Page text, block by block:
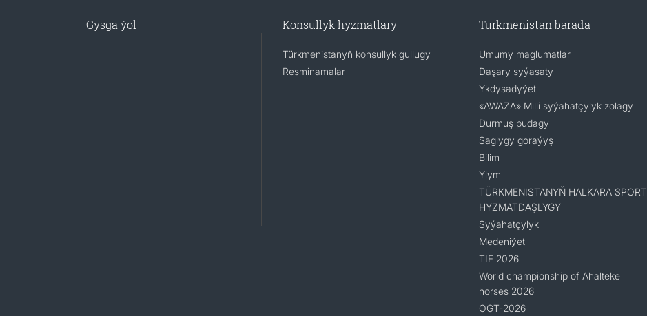
Gysga ýol Konsullyk hyzmatlary
Türkmenistanyň konsullyk gullugy
Resminamalar
Türkmenistan barada
Umumy maglumatlar
Daşary syýasaty
Ykdysadyýet
«AWAZA» Milli syýahatçylyk zolagy
Durmuş pudagy
Saglygy goraýyş
Bilim
Ylym
TÜRKMENISTANYŇ HALKARA SPORT
HYZMATDAŞLYGY
Syýahatçylyk
Medeniýet
TIF 2026
World championship of Ahalteke
horses 2026
OGT-2026